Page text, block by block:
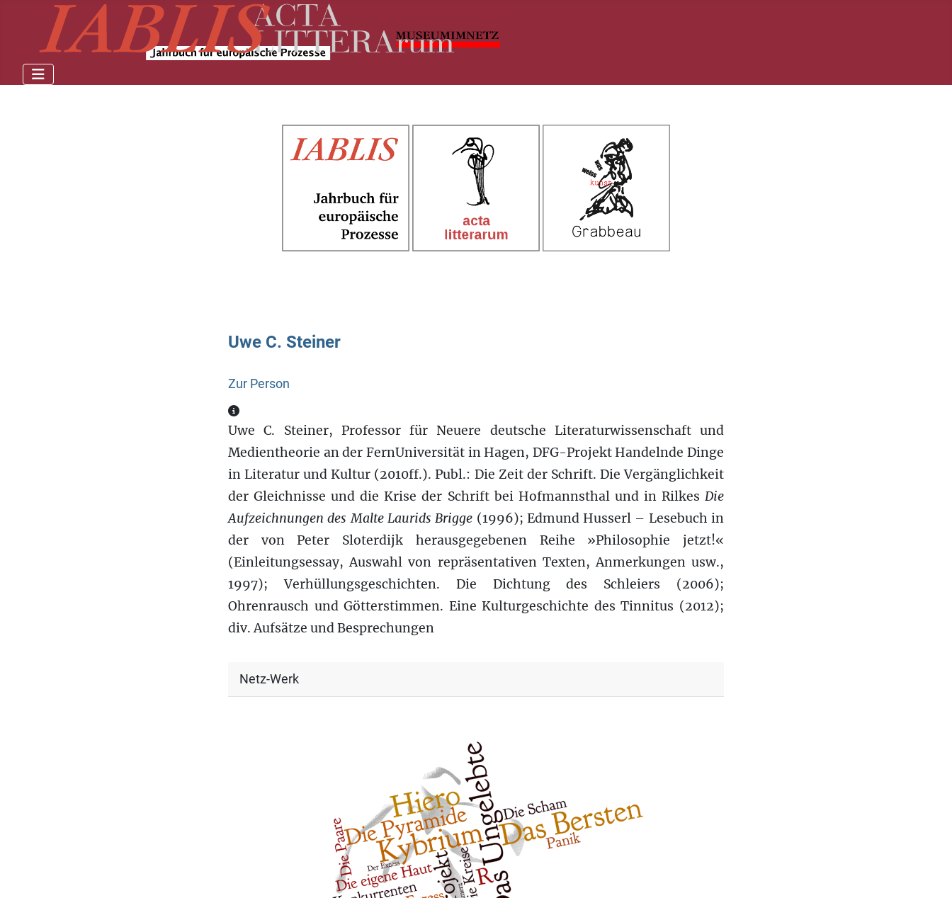
Uwe C. Steiner
Zur Person
Zur Person
Uwe C. Steiner, Professor für Neuere deutsche Literaturwissenschaft und
Medientheorie an der FernUniversität in Hagen, DFG-Projekt Handelnde Dinge
in Literatur und Kultur (2010ff.). Publ.: Die Zeit der Schrift. Die Vergänglichkeit
der Gleichnisse und die Krise der Schrift bei Hofmannsthal und in Rilkes Die
Aufzeichnungen des Malte Laurids Brigge (1996); Edmund Husserl – Lesebuch in
der von Peter Sloterdijk herausgegebenen Reihe »Philosophie jetzt!«
(Einleitungsessay, Auswahl von repräsentativen Texten, Anmerkungen usw.,
1997); Verhüllungsgeschichten. Die Dichtung des Schleiers (2006);
Ohrenrausch und Götterstimmen. Eine Kulturgeschichte des Tinnitus (2012);
div. Aufsätze und Besprechungen
Netz-Werk